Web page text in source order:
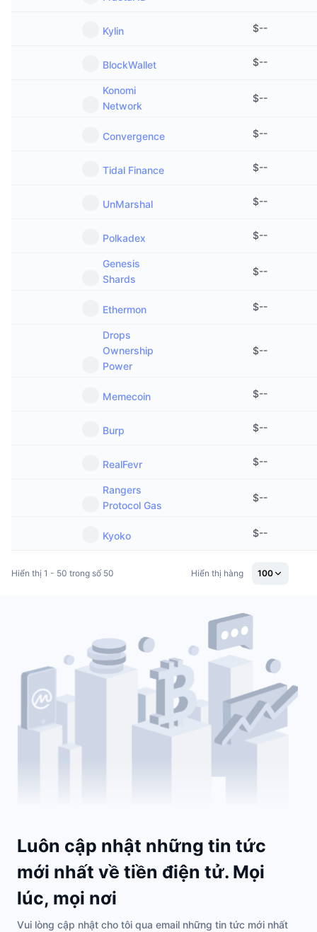
Kylin $--
BlockWallet $--
Konomi
Network
$--
Convergence $--
Tidal Finance $--
UnMarshal $--
Polkadex $--
Genesis
Shards
$--
Ethermon $--
Drops
Ownership
Power
$--
Memecoin $--
Burp $--
RealFevr $--
Rangers
Protocol Gas
$--
Kyoko $--
Hiển thị 1 - 50 trong số 50 Hiển thị hàng 100
Luôn cập nhật những tin tức
mới nhất về tiền điện tử. Mọi
lúc, mọi nơi
Vui lòng cập nhật cho tôi qua email những tin tức mới nhất